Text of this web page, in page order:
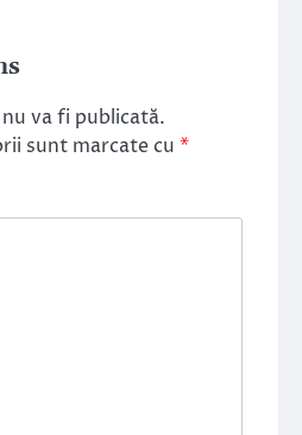
va fi publicată.
sunt marcate cu *